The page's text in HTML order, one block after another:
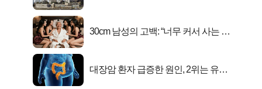
30cm 남성의 고백: “너무 커서 사는 게
대장암 환자 급증한 원인, 2위는 유산